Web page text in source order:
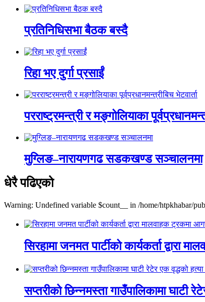
प्रतिनिधिसभा बैठक बस्दै
रिहा भए दुर्गा प्रसाईं
परराष्ट्रमन्त्री र मङ्गोलियाका
मुग्लिङ–नारायणगढ सडकखण्ड सञ्चालनमा
धेरै पढिएको
Warning: Undefined variable $count__ in /home/htpkhabar/
सिरहामा जनमत पार्टीको कार्यकर्ता
सप्तरीको छिन्नमस्ता गाउँपालिकामा